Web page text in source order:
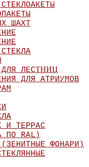
ШАХТ
ЛЕСТНИЦ
ДЛЯ АТРИУМОВ
И ТЕРРАС
ПО RAL)
ФОНАРИ)